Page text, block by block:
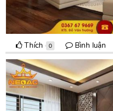
Thích 0 Bình luận